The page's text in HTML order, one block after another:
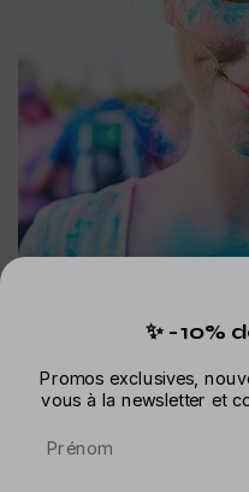
✨ -10%
Promos exclusives,
vous à la newsletter et